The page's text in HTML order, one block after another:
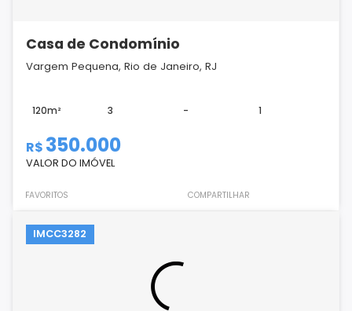
Casa de Condomínio
Vargem Pequena, Rio de Janeiro, RJ
120m² 3 - 1
R$ 350.000
VALOR DO IMÓVEL
FAVORITOS COMPARTILHAR
IMCC3282